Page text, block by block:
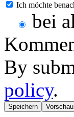
Ich möchte
bei
By
policy.